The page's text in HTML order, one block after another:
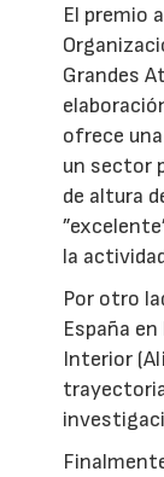
El premio
Grandes
ofrece
un sector
de altura
la
Por otro
España en
Interior